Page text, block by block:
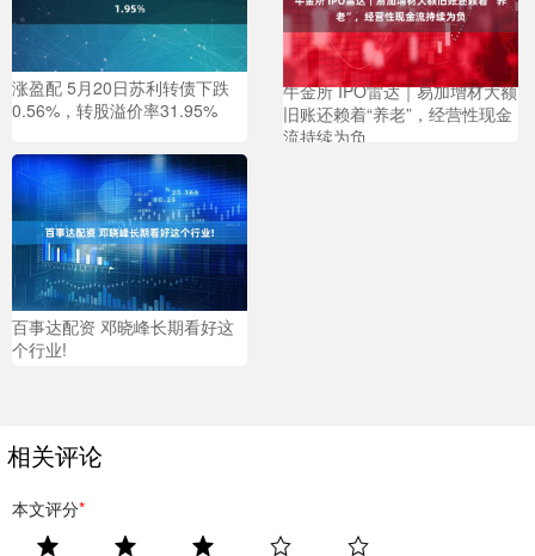
涨盈配 5月20日苏利转债下跌
0.56%，转股溢价率31.95%
牛金所 IPO雷达｜易加增材大额
旧账还赖着“养老”，经营性现金
流持续为负
百事达配资 邓晓峰长期看好这
个行业!
相关评论
本文评分*